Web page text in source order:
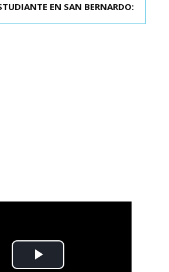
EN EL MONUMENTAL: LA
EN SAN BERNARDO: